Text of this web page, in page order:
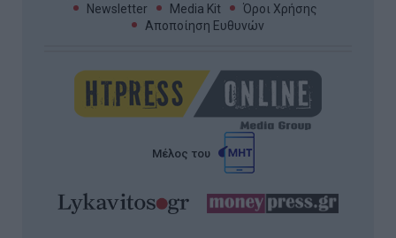
Newsletter
Media Kit
Όροι Χρήσης
Αποποίηση Ευθυνών
Μέλος του